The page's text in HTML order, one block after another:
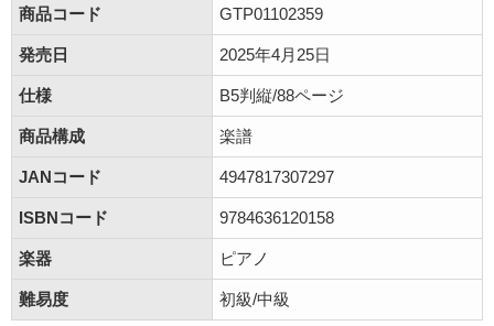
商品コード
GTP01102359
発売日 2025年4月25日
仕様 B5判縦/88ページ
商品構成 楽譜
JANコード 4947817307297
ISBNコード 9784636120158
楽器 ピアノ
難易度 初級/中級